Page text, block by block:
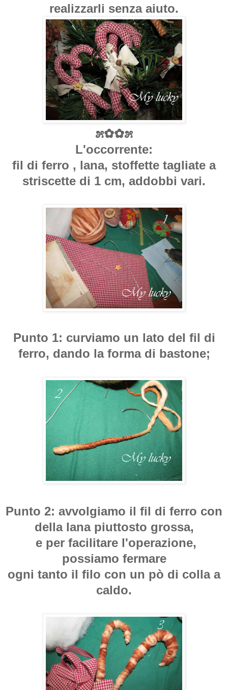
realizzarli senza aiuto.
೫✿✿೫
L'occorrente:
fil di ferro , lana, stoffette tagliate a
striscette di 1 cm, addobbi vari.
Punto 1: curviamo un lato del fil di
ferro, dando la forma di bastone;
Punto 2: avvolgiamo il fil di ferro con
della lana piuttosto grossa,
e per facilitare l'operazione,
possiamo fermare
ogni tanto il filo con un pò di colla a
caldo.